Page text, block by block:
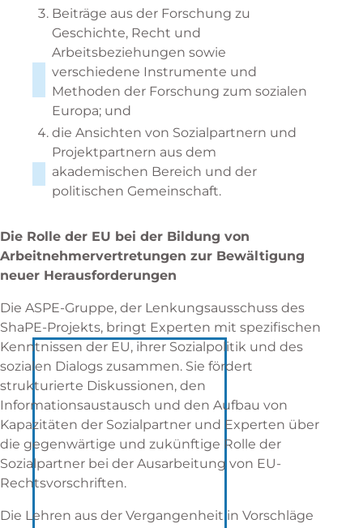
Beiträge aus der Forschung zu
Geschichte, Recht und
Arbeitsbeziehungen sowie
verschiedene Instrumente und
Methoden der Forschung zum sozialen
Europa; und
die Ansichten von Sozialpartnern und
Projektpartnern aus dem
akademischen Bereich und der
politischen Gemeinschaft.
Die Rolle der EU bei der Bildung von
Arbeitnehmervertretungen zur Bewältigung
neuer Herausforderungen
Die ASPE-Gruppe, der Lenkungsausschuss des
ShaPE-Projekts, bringt Experten mit spezifischen
Kenntnissen der EU, ihrer Sozialpolitik und des
sozialen Dialogs zusammen. Sie fördert
strukturierte Diskussionen, den
Informationsaustausch und den Aufbau von
Kapazitäten der Sozialpartner und Experten über
die gegenwärtige und zukünftige Rolle der
Sozialpartner bei der Ausarbeitung von EU-
Rechtsvorschriften.
Die Lehren aus der Vergangenheit in Vorschläge